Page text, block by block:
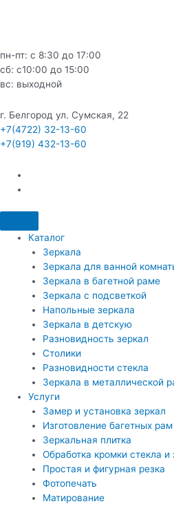
пн-пт: с 8:30 до 17:00
сб: c10:00 до 15:00
вс: выходной
г. Белгород ул. Сумская, 22
+7(4722) 32-13-60
+7(919) 432-13-60
Каталог
Зеркала
Зеркала для ванной
Зеркала в багетной раме
Зеркала с подсветкой
Напольные зеркала
Зеркала в детскую
Разновидность зеркал
Столики
Разновидности стекла
Зеркала в металлической
Услуги
Замер и установка зеркал
Изготовление багетных рам
Зеркальная плитка
Обработка кромки стекла
Простая и фигурная резка
Фотопечать
Матирование